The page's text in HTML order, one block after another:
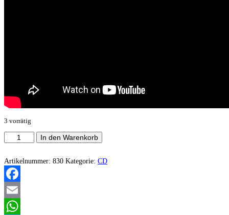
3 vorrätig
Blattaria
‎–
Dwell,
Die
Menge
In den Warenkorb
Artikelnummer: 830 Kategorie: CD
Facebook
Email